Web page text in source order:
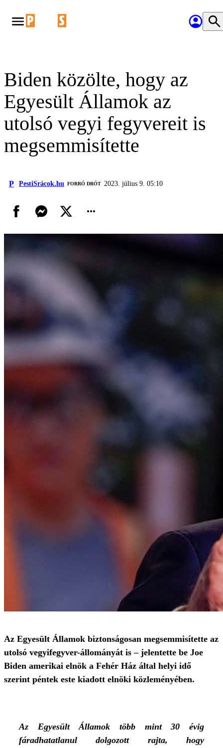
Biden közölte, hogy az
Egyesült Államok az
utolsó vegyi fegyvereit is
megsemmisítette
P PestiSrácok.hu FORRÓ DRÓT 2023. július 9. 05:10
Az Egyesült Államok biztonságosan megsemmisítette az
utolsó vegyifegyver-állományát is – jelentette be Joe
Biden amerikai elnök a Fehér Ház által helyi idő
szerint péntek este kiadott elnöki közleményében.
Az Egyesült Államok több mint 30 évig
fáradhatatlanul dolgozott rajta, hogy